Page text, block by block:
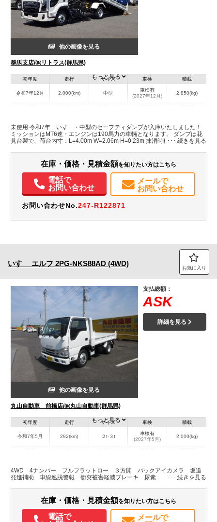
他の画像を見る
群馬支店/㈱リトラス(群馬県)
初年度
令和7年12月
走行
2,000(km)
サイズ
中型
車検
車検有
(2027年12月)
積載
2,850(kg)
群馬県
W:2,060
H:230
W:2,200
H:2,500
無
パワステ パワーウィンドウ ABS エアバッグ
電動格納ミラー
ETC
バックモニター
もっと見る
未使用 令和7年 いすゞ・中型のセーフティダンプが入庫いたしました！
ミッションはMT6速・エンジンは190馬力の車輛となります。 ダンプは花
見台製で、荷台内寸：L=4.00m W=2.06m H=0.23m 抹消時積載は2,850㎏
を載せるのに最適です♪ ぜひお問合せ下さい！
在庫・価格・見積金額を知りたい方はこちら
電話で
お問い合わせ
メールで
お問い合わせ
お問い合わせNo.247-R122871
いすゞ エルフ 2PG-NKS88AD (4WD) お気に入り
他の画像を見る
丸山自動車 前橋店/㈱丸山自動車(群馬県)
支払総額：
ASK
詳細を見る
初年度
令和7年5月
走行
292(km)
サイズ
２t-３t
車検
車検有
(2027年5月)
積載
2,000(kg)
群馬県
H:320
W:1,690
H:1,990
装備情報
取扱説明書（一部含む）
メンテナンスノート（保証書）
もっと見る
4WD 4ナンバー フルフラットロー ３方開 バックアイカメラ 坂道
発進補助 車線逸脱警報 衝突被害軽減ブレーキ 尿素
在庫・価格・見積金額を知りたい方はこちら
電話で
メールで